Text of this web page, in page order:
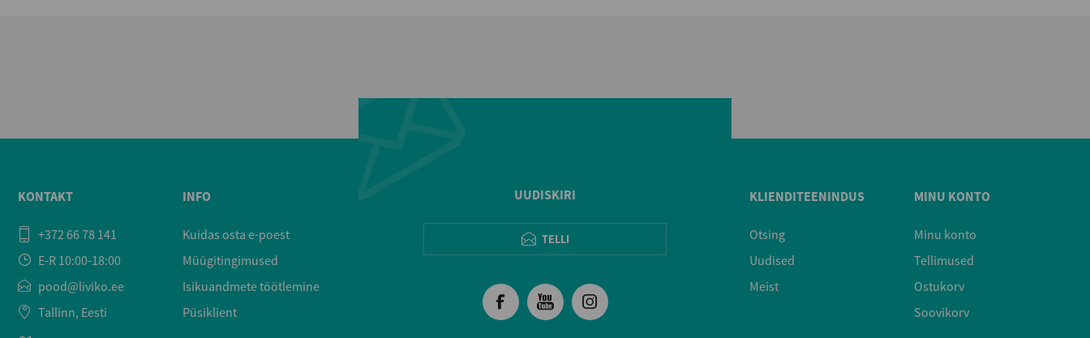
UUDISKIRI
TELLI
KONTAKT
+372 66 78 141
E-R 10:00-18:00
pood@liviko.ee
Tallinn, Eesti
INFO
Kuidas osta e-poest
Müügitingimused
Isikuandmete töötlemine
Püsiklient
KLIENDITEENINDUS
Otsing
Uudised
Meist
MINU KONTO
Minu konto
Tellimused
Ostukorv
Soovikorv